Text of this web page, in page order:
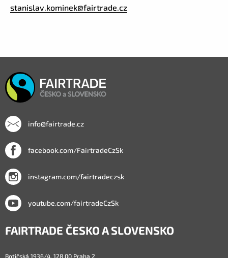
stanislav.kominek@fairtrade.cz
info@fairtrade.cz
facebook.com/FairtradeCzSk
instagram.com/fairtradeczsk
youtube.com/fairtradeCzSk
FAIRTRADE ČESKO A SLOVENSKO
Botičská 1936/4, 128 00 Praha 2